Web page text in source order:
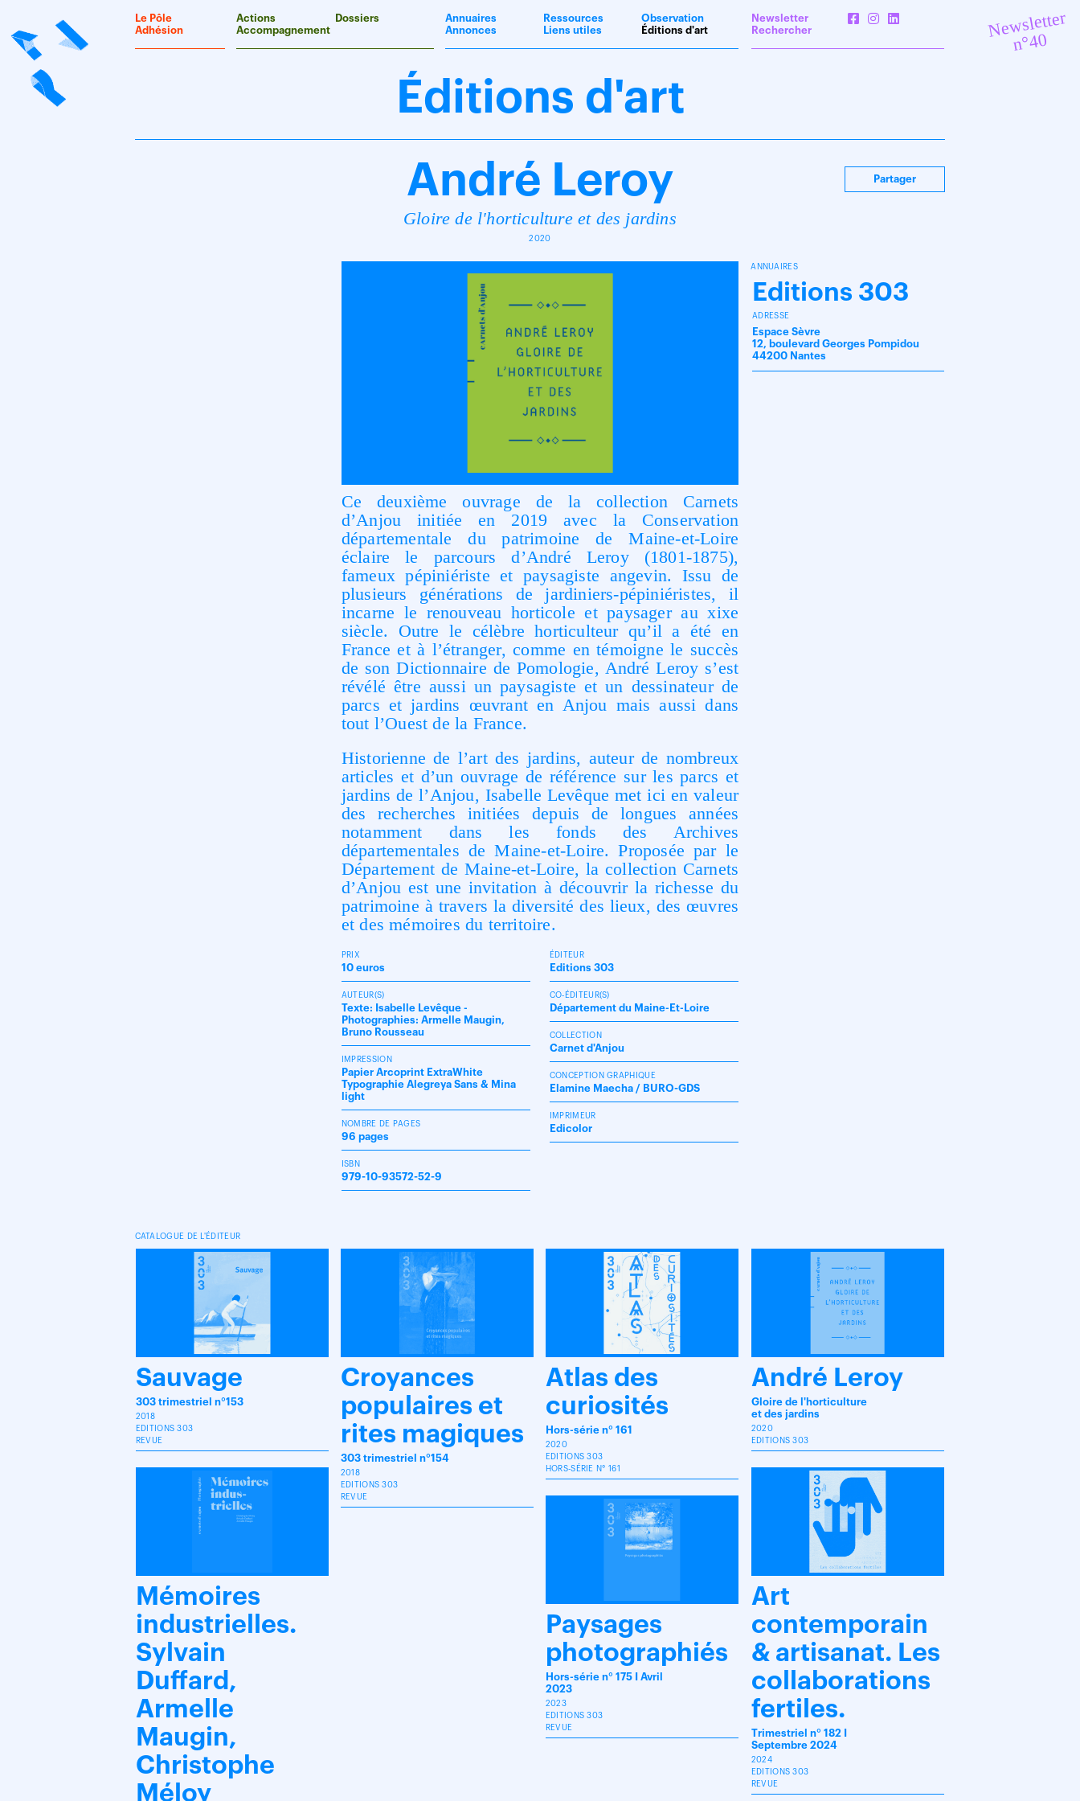
Newsletter
n°40
Le Pôle
Adhésion
Actions
Accompagnement
Dossiers
Annuaires
Annonces
Ressources
Liens utiles
Observation
Éditions d'art
Newsletter
Rechercher
Éditions d'art
Partager
André Leroy
Gloire de l'horticulture et des jardins
2020
Ce deuxième ouvrage de la collection Carnets
d’Anjou initiée en 2019 avec la Conservation
départementale du patrimoine de Maine-et-Loire
éclaire le parcours d’André Leroy (1801-1875),
fameux pépiniériste et paysagiste angevin. Issu de
plusieurs générations de jardiniers-pépiniéristes, il
incarne le renouveau horticole et paysager au xixe
siècle. Outre le célèbre horticulteur qu’il a été en
France et à l’étranger, comme en témoigne le succès
de son Dictionnaire de Pomologie, André Leroy s’est
révélé être aussi un paysagiste et un dessinateur de
parcs et jardins œuvrant en Anjou mais aussi dans
tout l’Ouest de la France.
Historienne de l’art des jardins, auteur de nombreux
articles et d’un ouvrage de référence sur les parcs et
jardins de l’Anjou, Isabelle Levêque met ici en valeur
des recherches initiées depuis de longues années
notamment dans les fonds des Archives
départementales de Maine-et-Loire. Proposée par le
Département de Maine-et-Loire, la collection Carnets
d’Anjou est une invitation à découvrir la richesse du
patrimoine à travers la diversité des lieux, des œuvres
et des mémoires du territoire.
PRIX
10 euros
AUTEUR(S)
Texte: Isabelle Levêque -
Photographies: Armelle Maugin,
Bruno Rousseau
IMPRESSION
Papier Arcoprint ExtraWhite
Typographie Alegreya Sans & Mina
light
NOMBRE DE PAGES
96 pages
ISBN
979-10-93572-52-9
ÉDITEUR
Editions 303
CO-ÉDITEUR(S)
Département du Maine-Et-Loire
COLLECTION
Carnet d'Anjou
CONCEPTION GRAPHIQUE
Elamine Maecha / BURO-GDS
IMPRIMEUR
Edicolor
ANNUAIRES
Editions 303
ADRESSE
Espace Sèvre
12, boulevard Georges Pompidou
44200 Nantes
CATALOGUE DE L'ÉDITEUR
Sauvage
303 trimestriel n°153
2018
EDITIONS 303
REVUE
Croyances
populaires et
rites magiques
303 trimestriel n°154
2018
EDITIONS 303
REVUE
Atlas des
curiosités
Hors-série n° 161
2020
EDITIONS 303
HORS-SÉRIE N° 161
André Leroy
Gloire de l'horticulture
et des jardins
2020
EDITIONS 303
Mémoires
industrielles.
Sylvain
Duffard,
Armelle
Maugin,
Christophe
Méloy
Art
contemporain
& artisanat. Les
collaborations
fertiles.
Trimestriel n° 182 I
Septembre 2024
2024
EDITIONS 303
REVUE
Paysages
photographiés
Hors-série n° 175 I Avril
2023
2023
EDITIONS 303
REVUE